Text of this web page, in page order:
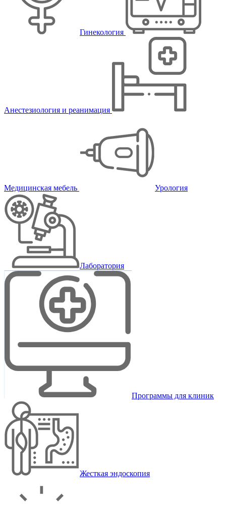
Гинекология
Анестезиология и реанимация
Медицинская мебель Урология
Лаборатория
Программы для клиник
Жесткая эндоскопия